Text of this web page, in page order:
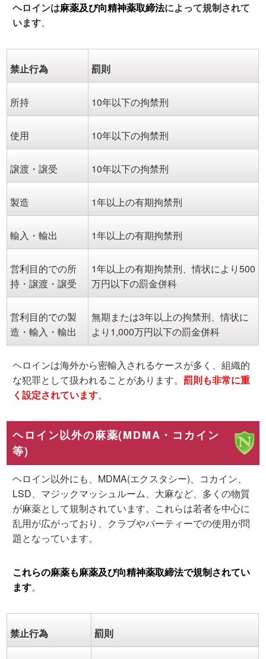
ヘロインは麻薬及び向精神薬取締法によって規制されて
います。
禁止行為 罰則
所持 10年以下の拘禁刑
使用 10年以下の拘禁刑
譲渡・譲受 10年以下の拘禁刑
製造 1年以上の有期拘禁刑
輸入・輸出 1年以上の有期拘禁刑
営利目的での所
持・譲渡・譲受
1年以上の有期拘禁刑、情状により500
万円以下の罰金併科
営利目的での製
造・輸入・輸出
無期または3年以上の拘禁刑、情状に
より1,000万円以下の罰金併科
ヘロインは海外から密輸入されるケースが多く、組織的
な犯罪として扱われることがあります。罰則も非常に重
く設定されています。
ヘロイン以外の麻薬(MDMA・コカイン
等)
ヘロイン以外にも、MDMA(エクスタシー)、コカイン、
LSD、マジックマッシュルーム、大麻など、多くの物質
が麻薬として規制されています。これらは若者を中心に
乱用が広がっており、クラブやパーティーでの使用が問
題となっています。
これらの麻薬も麻薬及び向精神薬取締法で規制されてい
ます。
禁止行為 罰則